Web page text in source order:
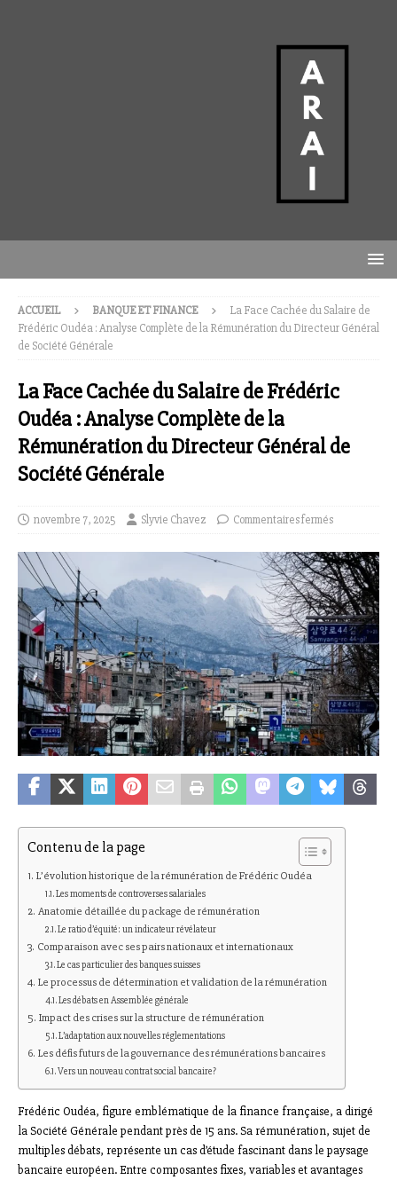
ACCUEIL BANQUE ET FINANCE
La Face Cachée du Salaire de
Frédéric Oudéa : Analyse Complète de la Rémunération du Directeur Général
de Société Générale
La Face Cachée du Salaire de Frédéric
Oudéa : Analyse Complète de la
Rémunération du Directeur Général de
Société Générale
novembre 7, 2025 Slyvie Chavez Commentaires fermés
Contenu de la page
L’évolution historique de la rémunération de Frédéric Oudéa
Les moments de controverses salariales
Anatomie détaillée du package de rémunération
Le ratio d’équité: un indicateur révélateur
Comparaison avec ses pairs nationaux et internationaux
Le cas particulier des banques suisses
Le processus de détermination et validation de la rémunération
Les débats en Assemblée générale
Impact des crises sur la structure de rémunération
L’adaptation aux nouvelles réglementations
Les défis futurs de la gouvernance des rémunérations bancaires
Vers un nouveau contrat social bancaire?
Frédéric Oudéa, figure emblématique de la finance française, a dirigé
la Société Générale pendant près de 15 ans. Sa rémunération, sujet de
multiples débats, représente un cas d’étude fascinant dans le paysage
bancaire européen. Entre composantes fixes, variables et avantages